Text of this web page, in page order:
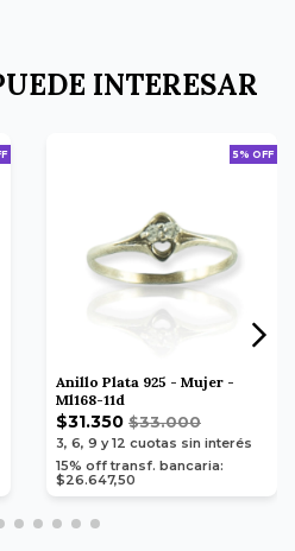
INTERESAR
5% OFF
Anillo Plata 925 - Mujer -
Ml168-11d
$31.350 $33.000
3, 6, 9 y 12 cuotas sin interés
15% off transf. bancaria:
$26.647,50